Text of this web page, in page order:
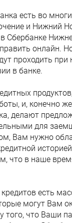
есть во
и Нижний
Сбербанке
онлайн.
проходить при
в банке.
и, конечно
делают
для
Вам нужно
что в наше
есть
могут Вам
того, что Ваши